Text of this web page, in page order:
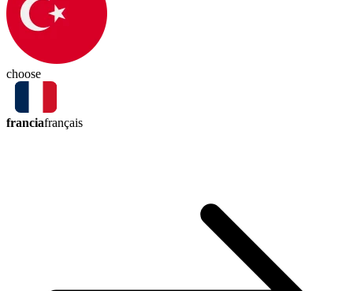
choose
franciafrançais